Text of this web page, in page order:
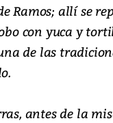
Ramos; allí se
con yuca y
de las
antes de la